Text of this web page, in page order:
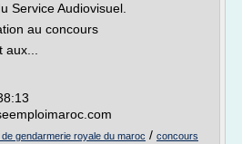
Service Audiovisuel.
au concours
gendarmerie royale du maroc / concours